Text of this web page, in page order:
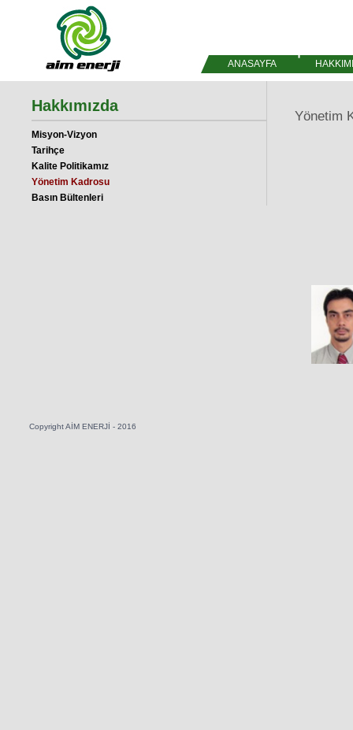
ANASAYFA
Hakkımızda
Misyon-Vizyon
Tarihçe
Kalite Politikamız
Yönetim Kadrosu
Basın Bültenleri
Yönetim
Copyright AİM ENERJİ - 2016